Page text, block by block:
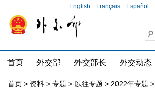
English Français Español
首页 外交部 外交部长 外交动态
首页 > 资料 > 专题 > 以往专题 > 2022年专题 >